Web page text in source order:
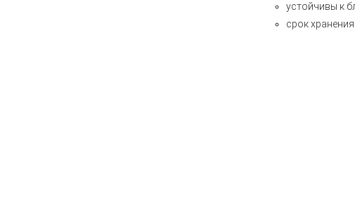
устойчивы к
срок